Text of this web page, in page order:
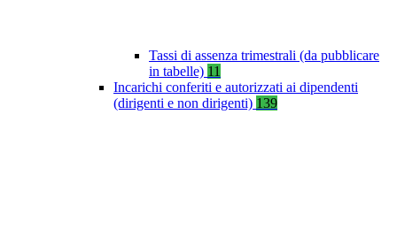
Tassi di assenza trimestrali (da pubblicare
in tabelle) 11
Incarichi conferiti e autorizzati ai dipendenti
(dirigenti e non dirigenti) 139